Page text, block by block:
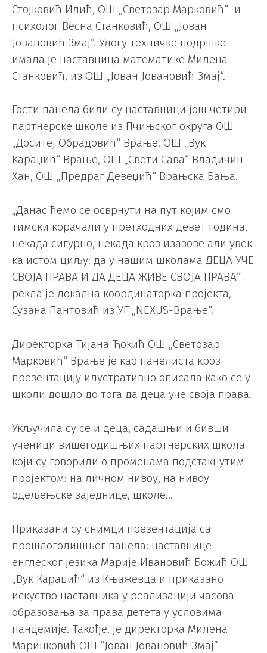
Стојковић Илић, ОШ „Светозар Марковић“ и
психолог Весна Станковић, ОШ „Јован
Јовановић Змај“. Улогу техничке подршке
имала је наставница математике Милена
Станковић, из ОШ „Јован Јовановић Змај“.
Гости панела били су наставници још четири
партнерске школе из Пчињског округа ОШ
„Доситеј Обрадовић“ Врање, ОШ „Вук
Караџић“ Врање, ОШ „Свети Сава“ Владичин
Хан, ОШ „Предраг Девеџић“ Врањска Бања.
„Данас ћемо се осврнути на пут којим смо
тимски корачали у претходних девет година,
некада сигурно, некада кроз изазове али увек
ка истом циљу: да у нашим школама ДЕЦА УЧЕ
СВОЈА ПРАВА И ДА ДЕЦА ЖИВЕ СВОЈА ПРАВА“
рекла је локална координаторка пројекта,
Сузана Пантовић из УГ „NEXUS-Врање“.
Директорка Тијана Ђокић ОШ „Светозар
Марковић“ Врање је као панелиста кроз
презентацију илустративно описала како се у
школи дошло до тога да деца уче своја права.
Укључила су се и деца, садашњи и бивши
ученици вишегодишњих партнерских школа
који су говорили о променама подстакнутим
пројектом: на личном нивоу, на нивоу
одељењске заједнице, школе…
Приказани су снимци презентација са
прошлогодишњег панела: наставнице
енглеског језика Марије Ивановић Божић ОШ
„Вук Караџић“ из Књажевца и приказано
искуство наставника у реализацији часова
образовања за права детета у условима
пандемије. Такође, је директорка Милена
Маринковић ОШ “Јован Јовановић Змај”